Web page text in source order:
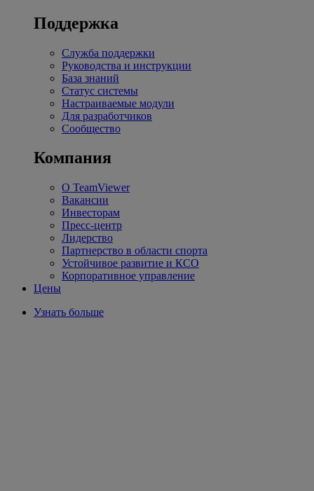
Поддержка
Служба поддержки
Руководства и инструкции
База знаний
Статус системы
Настраиваемые модули
Для разработчиков
Сообщество
Компания
О TeamViewer
Вакансии
Инвесторам
Пресс-центр
Лидерство
Партнерство в области спорта
Устойчивое развитие и КСО
Корпоративное управление
Цены
Узнать больше